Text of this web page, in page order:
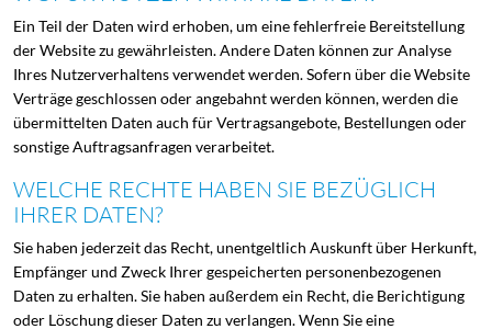
Ein Teil der Daten wird erhoben, um eine fehlerfreie Bereitstellung
der Website zu gewährleisten. Andere Daten können zur Analyse
Ihres Nutzerverhaltens verwendet werden. Sofern über die Website
Verträge geschlossen oder angebahnt werden können, werden die
übermittelten Daten auch für Vertragsangebote, Bestellungen oder
sonstige Auftragsanfragen verarbeitet.
WELCHE RECHTE HABEN SIE BEZÜGLICH
IHRER DATEN?
Sie haben jederzeit das Recht, unentgeltlich Auskunft über Herkunft,
Empfänger und Zweck Ihrer gespeicherten personenbezogenen
Daten zu erhalten. Sie haben außerdem ein Recht, die Berichtigung
oder Löschung dieser Daten zu verlangen. Wenn Sie eine